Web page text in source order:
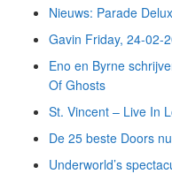
Nieuws: Parade
Gavin Friday, 24-02-
Eno en Byrne
Of Ghosts
St. Vincent – Live In
De 25 beste Doors
Underworld’s